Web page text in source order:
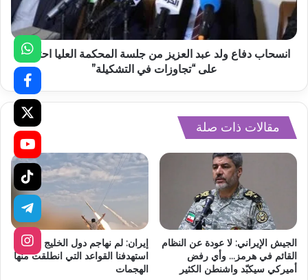
انسحاب دفاع ولد عبد العزيز من جلسة المحكمة العليا احتجاجًا
على “تجاوزات في التشكيلة”
مقالات ذات صلة
الجيش الإيراني: لا عودة عن النظام
القائم في هرمز… وأي رفض
أميركي سيكبّد واشنطن الكثير
إيران: لم نهاجم دول الخليج بل
استهدفنا القواعد التي انطلقت منها
الهجمات